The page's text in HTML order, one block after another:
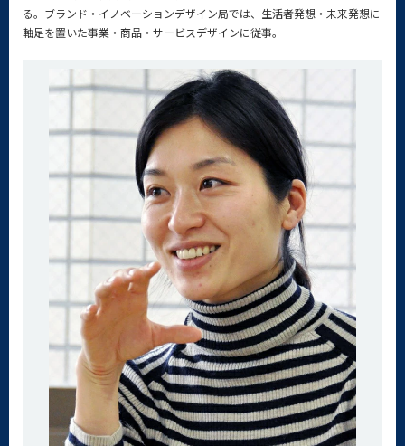
る。ブランド・イノベーションデザイン局では、生活者発想・未来発想に
軸足を置いた事業・商品・サービスデザインに従事。